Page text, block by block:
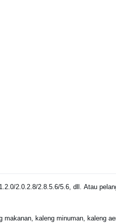
2.0.2.8/2.8.5.6/5.6, dll. Atau
makanan, kaleng minuman, kaleng